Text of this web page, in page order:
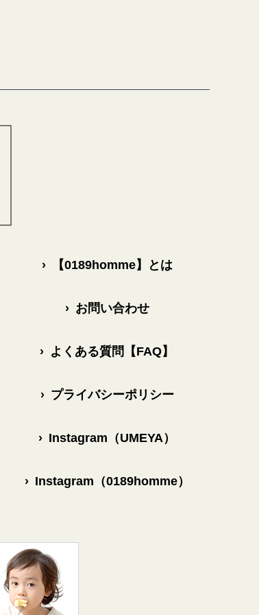
›【0189homme】とは
›お問い合わせ
› よくある質問【FAQ】
›プライバシーポリシー
› Instagram（UMEYA）
›Instagram（0189homme）